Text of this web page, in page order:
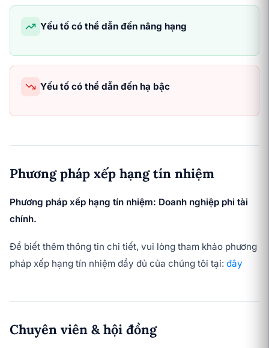
Yếu tố có thể dẫn đến nâng hạng
Yếu tố có thể dẫn đến hạ bậc
Phương pháp xếp hạng tín nhiệm
Phương pháp xếp hạng tín nhiệm: Doanh nghiệp phi tài
chính.
Để biết thêm thông tin chi tiết, vui lòng tham khảo phương
pháp xếp hạng tín nhiệm đầy đủ của chúng tôi tại: đây
Chuyên viên & hội đồng